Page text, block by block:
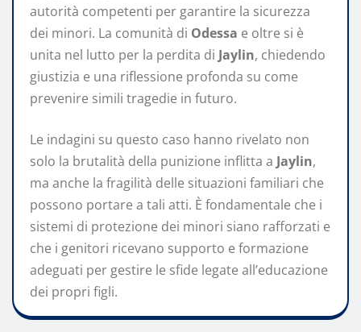
autorità competenti per garantire la sicurezza
dei minori. La comunità di Odessa e oltre si è
unita nel lutto per la perdita di Jaylin, chiedendo
giustizia e una riflessione profonda su come
prevenire simili tragedie in futuro.
Le indagini su questo caso hanno rivelato non
solo la brutalità della punizione inflitta a Jaylin,
ma anche la fragilità delle situazioni familiari che
possono portare a tali atti. È fondamentale che i
sistemi di protezione dei minori siano rafforzati e
che i genitori ricevano supporto e formazione
adeguati per gestire le sfide legate all’educazione
dei propri figli.